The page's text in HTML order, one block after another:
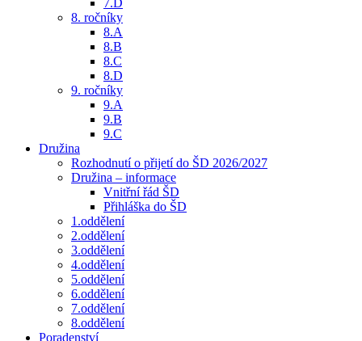
7.D
8. ročníky
8.A
8.B
8.C
8.D
9. ročníky
9.A
9.B
9.C
Družina
Rozhodnutí o přijetí do ŠD 2026/2027
Družina – informace
Vnitřní řád ŠD
Přihláška do ŠD
1.oddělení
2.oddělení
3.oddělení
4.oddělení
5.oddělení
6.oddělení
7.oddělení
8.oddělení
Poradenství